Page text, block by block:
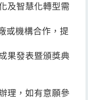
及智慧化轉型需
或機構合作，提
果發表暨頒獎典
理，如有意願參